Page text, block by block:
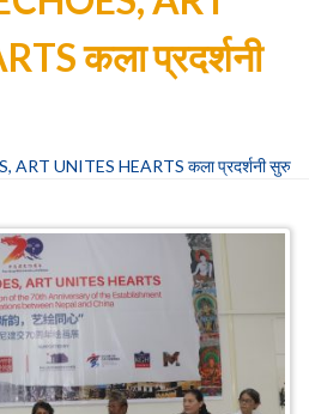
कला प्रदर्शनी
ART UNITES HEARTS कला प्रदर्शनी सुरु